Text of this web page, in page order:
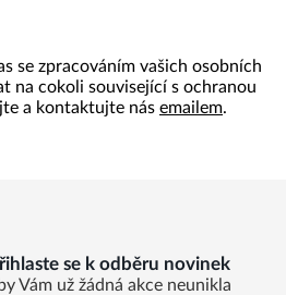
se zpracováním vašich osobních
na cokoli související s ochranou
a kontaktujte nás emailem.
se k odběru novinek
Vám už žádná akce neunikla